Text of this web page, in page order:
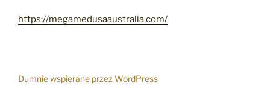
https://megamedusaaustralia.com/
Dumnie wspierane przez WordPress